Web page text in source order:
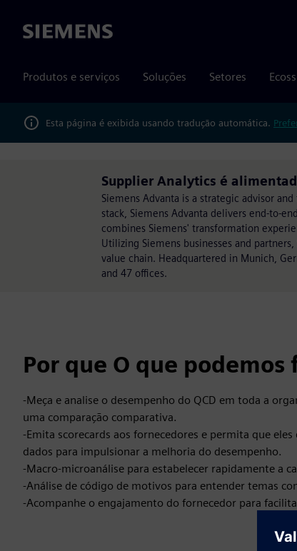
Siemens
Produtos e serviços Soluções Setores
Esta página é exibida usando tradução automática.
Supplier Analytics é
Siemens Advanta is a strategic advisor
stack, Siemens Advanta delivers end-to-
combines Siemens' transformation
Utilizing Siemens businesses and
value chain. Headquartered in Munich,
and 47 offices.
Por que O que podemos
-Meça e analise o desempenho do QCD em toda a
uma comparação comparativa.
-Emita scorecards aos fornecedores e permita que
dados para impulsionar a melhoria do desempenho.
-Macro-microanálise para estabelecer rapidamente a
-Análise de código de motivos para entender temas
-Acompanhe o engajamento do fornecedor para